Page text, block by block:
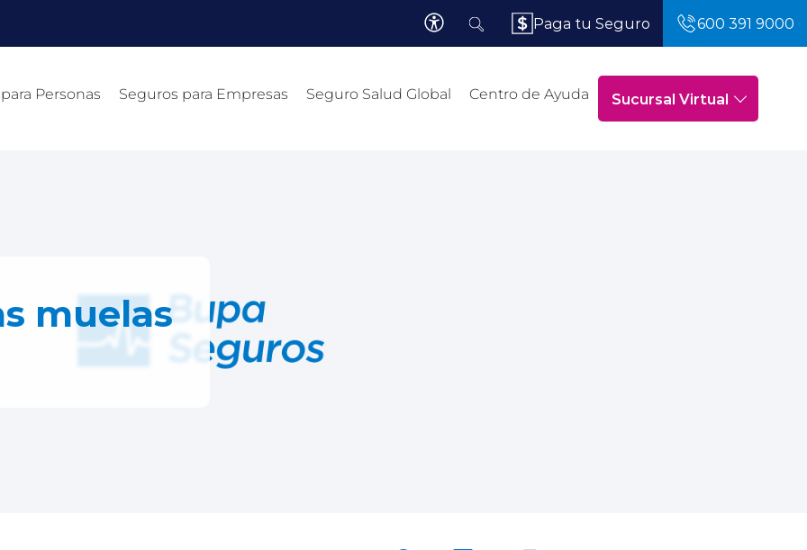
Paga tu Seguro 600 391 9000
Personas Seguros para Empresas Seguro Salud Global Centro de Ayuda Sucursal Virtual
muelas